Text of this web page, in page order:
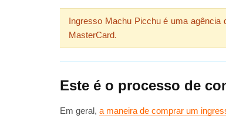
Ingresso Machu Picchu é uma agência
MasterCard.
Este é o processo de
Em geral,a maneira de comprar um